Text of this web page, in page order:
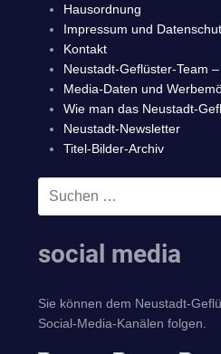
Hausordnung
Impressum und
Kontakt
Neustadt-Geflüster-Team
Media-Daten und
Wie man das Neustadt-
Neustadt-Newsletter
Titel-Bilder-Archiv
Suchen
social media
Sie können dem Neustadt-
Social-Media-Kanälen folgen.